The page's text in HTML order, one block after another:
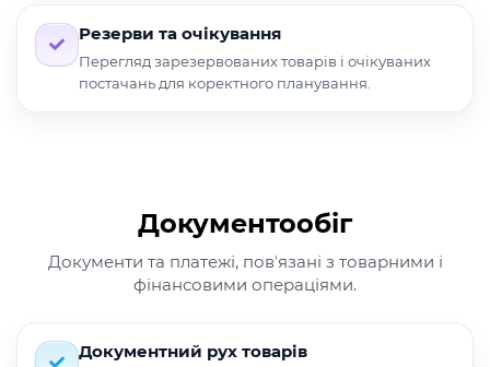
Резерви та очікування
Перегляд зарезервованих товарів і очікуваних
постачань для коректного планування.
Документообіг
Документи та платежі, повʼязані з товарними і
фінансовими операціями.
Документний рух товарів